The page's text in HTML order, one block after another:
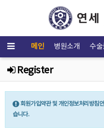
메인 병원소개 수술
Register
회원가입약관 및 개인정보처리방침
습니다.